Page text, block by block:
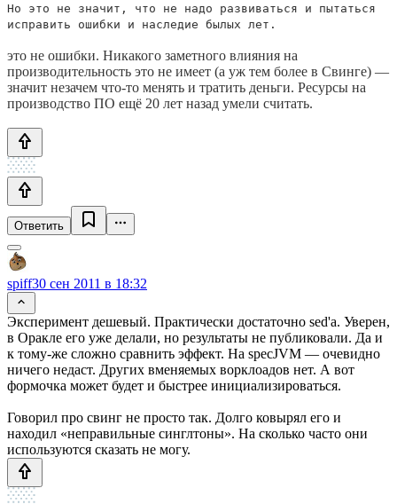
Но это не значит, что не надо развиваться и пытаться
исправить ошибки и наследие былых лет.
это не ошибки. Никакого заметного влияния на
производительность это не имеет (а уж тем более в Свинге) —
значит незачем что-то менять и тратить деньги. Ресурсы на
производство ПО ещё 20 лет назад умели считать.
Ответить
spiff30 сен 2011 в 18:32
Эксперимент дешевый. Практически достаточно sed'а. Уверен,
в Оракле его уже делали, но результаты не публиковали. Да и
к тому-же сложно сравнить эффект. На specJVM — очевидно
ничего недаст. Других вменяемых ворклоадов нет. А вот
формочка может будет и быстрее инициализироваться.
Говорил про свинг не просто так. Долго ковырял его и
находил «неправильные синглтоны». На сколько часто они
используются сказать не могу.